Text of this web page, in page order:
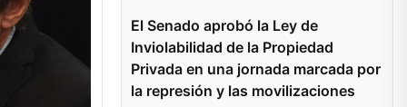
El Senado aprobó la Ley de
Inviolabilidad de la Propiedad
Privada en una jornada marcada por
la represión y las movilizaciones